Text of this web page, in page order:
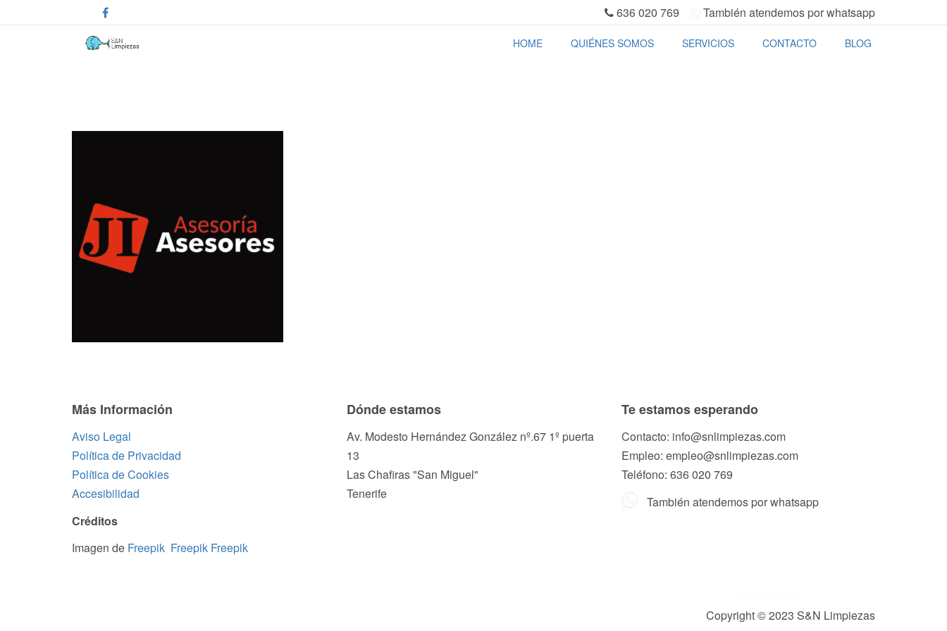
636 020 769 También atendemos por whatsapp
HOME QUIÉNES SOMOS SERVICIOS CONTACTO BLOG
Más Información
Aviso Legal
Política de Privacidad
Política de Cookies
Accesibilidad
Créditos
Imagen de Freepik Freepik Freepik
Dónde estamos
Av. Modesto Hernández González nº.67 1º puerta
13
Las Chafiras "San Miguel"
Tenerife
Te estamos esperando
Contacto: info@snlimpiezas.com
Empleo: empleo@snlimpiezas.com
Teléfono: 636 020 769
También atendemos por whatsapp
Copyright © 2023 S&N Limpiezas